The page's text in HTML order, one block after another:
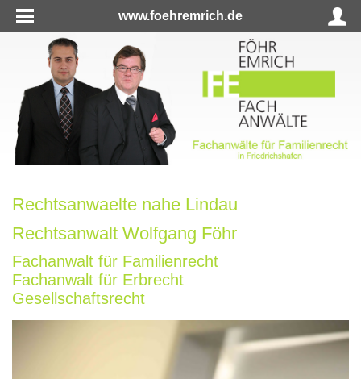
www.foehremrich.de
Rechtsanwaelte nahe Lindau
Rechtsanwalt Wolfgang Föhr
Fachanwalt für Familienrecht
Fachanwalt für Erbrecht
Gesellschaftsrecht